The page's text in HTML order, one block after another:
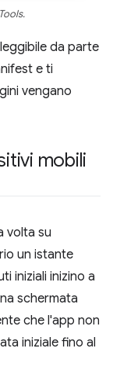
da parte
e ti
vengano
mobili
volta su
un istante
iniziali inizino a
schermata
che l'app non
iniziale fino al